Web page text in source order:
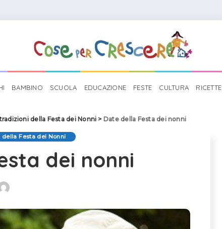
BAMBINO SCUOLA EDUCAZIONE FESTE CULTURA RICETTE
della Festa dei Nonni > Date della Festa dei nonni
Festa dei Nonni
dei nonni